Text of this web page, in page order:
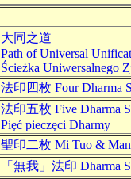
大同之道
Path of Universal
Ścieżka Uniwersalnego
法印四枚 Four Dharma
法印五枚 Five Dharma
Pięć pieczęci Dharmy
聖印二枚 Mi Tuo &
「無我」法印 Dharma